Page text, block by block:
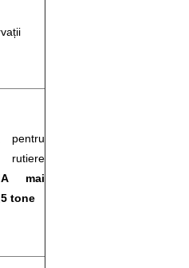
pentru
rutiere
mai
tone